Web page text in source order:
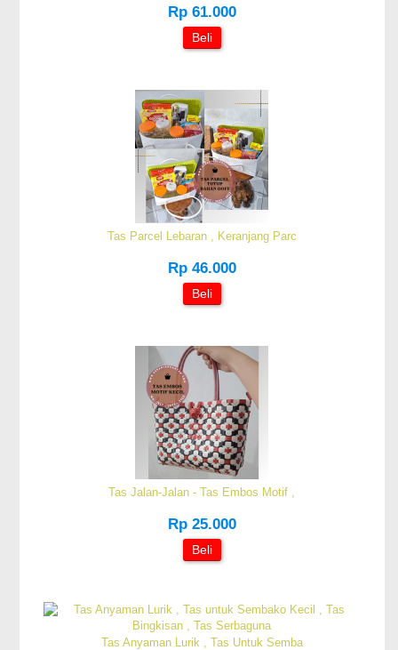
Rp 61.000
Beli
Tas Parcel Lebaran , Keranjang Parc
Rp 46.000
Beli
Tas Jalan-Jalan - Tas Embos Motif ,
Rp 25.000
Beli
Tas Anyaman Lurik , Tas Untuk Semba